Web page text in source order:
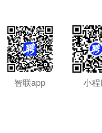
智联app 小